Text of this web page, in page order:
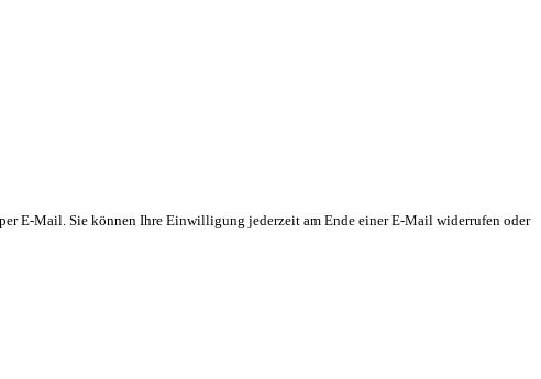
E-Mail. Sie können Ihre Einwilligung jederzeit am Ende einer E-Mail widerrufen oder